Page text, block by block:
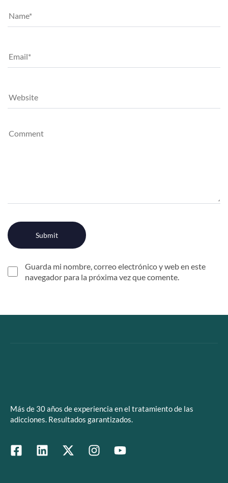
Guarda mi nombre, correo electrónico y web en este
navegador para la próxima vez que comente.
Más de 30 años de experiencia en el tratamiento de las
adicciones. Resultados garantizados.